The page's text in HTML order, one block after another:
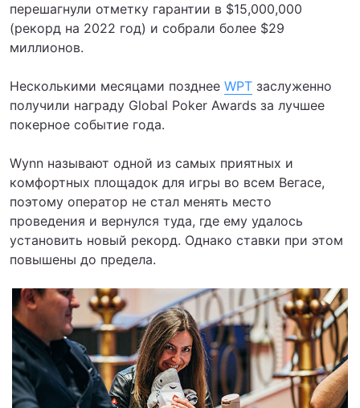
перешагнули отметку гарантии в $15,000,000
(рекорд на 2022 год) и собрали более $29
миллионов.
Несколькими месяцами позднее WPT заслуженно
получили награду Global Poker Awards за лучшее
покерное событие года.
Wynn называют одной из самых приятных и
комфортных площадок для игры во всем Вегасе,
поэтому оператор не стал менять место
проведения и вернулся туда, где ему удалось
установить новый рекорд. Однако ставки при этом
повышены до предела.